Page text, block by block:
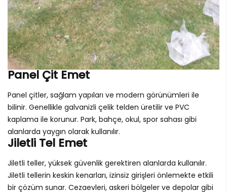
Panel Çit Emet
Panel çitler, sağlam yapıları ve modern görünümleri ile
bilinir. Genellikle galvanizli çelik telden üretilir ve PVC
kaplama ile korunur. Park, bahçe, okul, spor sahası gibi
alanlarda yaygın olarak kullanılır.
Jiletli Tel Emet
Jiletli teller, yüksek güvenlik gerektiren alanlarda kullanılır.
Jiletli tellerin keskin kenarları, izinsiz girişleri önlemekte etkili
bir çözüm sunar. Cezaevleri, askeri bölgeler ve depolar gibi